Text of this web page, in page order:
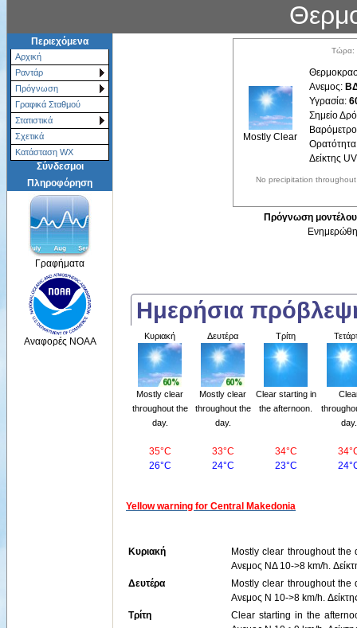
Περιεχόμενα
Αρχική
Ραντάρ
Πρόγνωση
Γραφικά Σταθμού
Στατιστικά
Σχετικά
Κατάσταση WX
Σύνδεσμοι
Πληροφόρηση
Γραφήματα
Αναφορές NOAA
Τώρα:
Mostly Clear
Ανεμος:
Υγρασία:
Σημείο
Δείκτης
No precipitation
Πρόγνωση
Ημερήσια
Κυριακή Δευτέρα Τρίτη
Mostly clear
throughout the
day.
Mostly clear
throughout the
day.
Clear starting in
the afternoon.
day.
35°C
26°C
33°C
24°C
34°C
23°C
Yellow warning for Central Makedonia
Κυριακή
Mostly clear throughout the
Ανεμος ΝΔ 10->8 km/h.
Δευτέρα
Mostly clear throughout the
Ανεμος Ν 10->8 km/h.
Τρίτη
Clear starting in the